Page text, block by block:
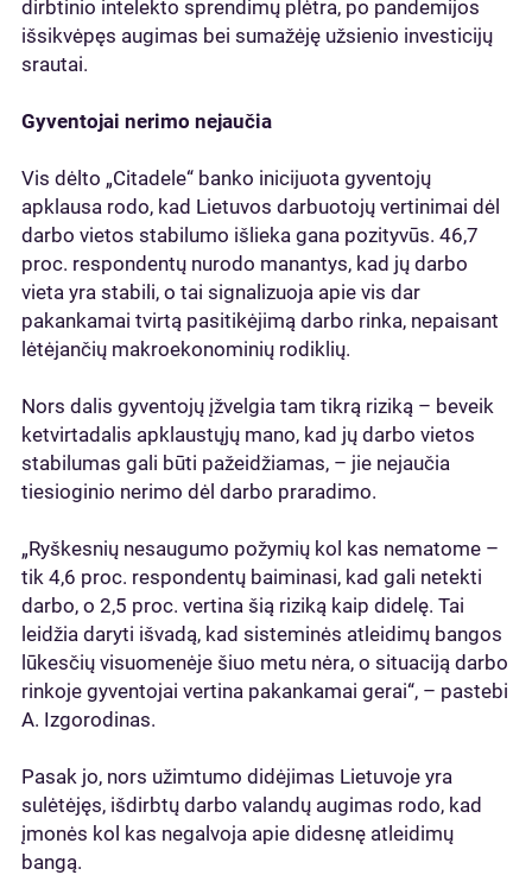
dirbtinio intelekto sprendimų plėtra, po pandemijos
išsikvėpęs augimas bei sumažėję užsienio investicijų
srautai.
Gyventojai nerimo nejaučia
Vis dėlto „Citadele“ banko inicijuota gyventojų
apklausa rodo, kad Lietuvos darbuotojų vertinimai dėl
darbo vietos stabilumo išlieka gana pozityvūs. 46,7
proc. respondentų nurodo manantys, kad jų darbo
vieta yra stabili, o tai signalizuoja apie vis dar
pakankamai tvirtą pasitikėjimą darbo rinka, nepaisant
lėtėjančių makroekonominių rodiklių.
Nors dalis gyventojų įžvelgia tam tikrą riziką – beveik
ketvirtadalis apklaustųjų mano, kad jų darbo vietos
stabilumas gali būti pažeidžiamas, – jie nejaučia
tiesioginio nerimo dėl darbo praradimo.
„Ryškesnių nesaugumo požymių kol kas nematome –
tik 4,6 proc. respondentų baiminasi, kad gali netekti
darbo, o 2,5 proc. vertina šią riziką kaip didelę. Tai
leidžia daryti išvadą, kad sisteminės atleidimų bangos
lūkesčių visuomenėje šiuo metu nėra, o situaciją darbo
rinkoje gyventojai vertina pakankamai gerai“, – pastebi
A. Izgorodinas.
Pasak jo, nors užimtumo didėjimas Lietuvoje yra
sulėtėjęs, išdirbtų darbo valandų augimas rodo, kad
įmonės kol kas negalvoja apie didesnę atleidimų
bangą.